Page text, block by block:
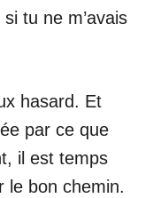
tu ne m’avais
hasard. Et
par ce que
il est temps
le bon chemin.